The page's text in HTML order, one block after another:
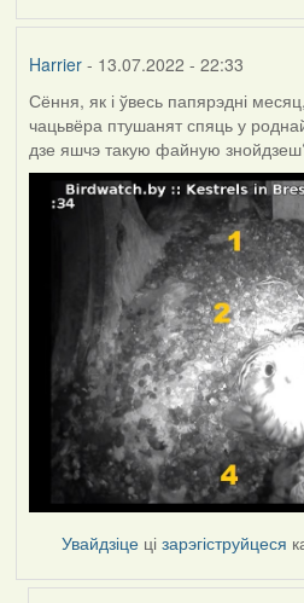
Harrier- 13.07.2022 - 22:33
Сёння, як і ўвесь папярэдні месяц,
чацьвёра птушанят спяць у
дзе яшчэ такую файную
Увайдзіце цізарэгіструйцеся